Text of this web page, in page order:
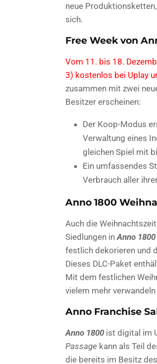
neue
sich.
Free Week von
Vom 11. bis 18.
3) kostenlos bei Uplay
zusammen mit zwei
Besitzer erscheinen:
Der Koop-Modus
Verwaltung eines
gleichen Spiel mit
Ein umfassendes
Verbrauch aller
Anno 1800
Auch die
Siedlungen in Anno 1800
festlich dekorieren und
Dieses DLC-Paket
Mit dem festlichen
vielem mehr
Anno Franchise
Anno 1800 ist digital im
Passage kann als Teil
die bereits im Besitz